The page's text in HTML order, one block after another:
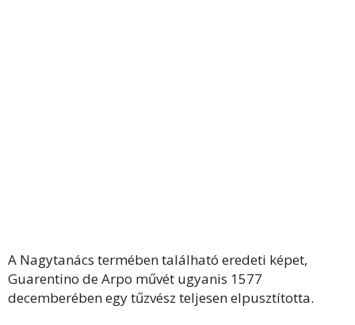
A Nagytanács termében található eredeti képet,
Guarentino de Arpo művét ugyanis 1577
decemberében egy tűzvész teljesen elpusztította.